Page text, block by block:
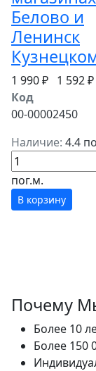
Белово и
Ленинск
1 990 ₽ 1 592 ₽
Код
00-00002450
Наличие: 4.4
пог.м.
В корзину
Почему
Более 10
Более 150